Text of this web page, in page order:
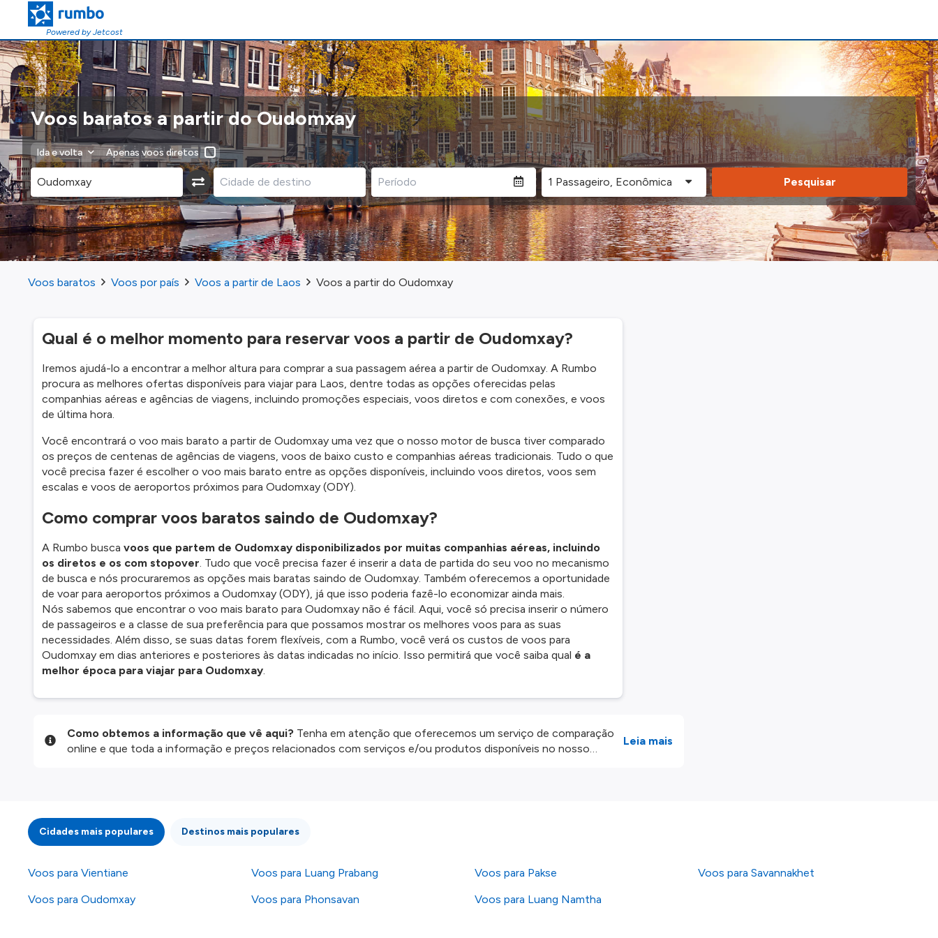
Powered by Jetcost
Voos baratos a partir do Oudomxay
Ida e volta Apenas voos diretos
Pesquisar
Voos baratos Voos por país Voos a partir de Laos Voos a partir do Oudomxay
Qual é o melhor momento para reservar voos a partir de Oudomxay?
Iremos ajudá-lo a encontrar a melhor altura para comprar a sua passagem aérea a partir de Oudomxay. A Rumbo
procura as melhores ofertas disponíveis para viajar para Laos, dentre todas as opções oferecidas pelas
companhias aéreas e agências de viagens, incluindo promoções especiais, voos diretos e com conexões, e voos
de última hora.
Você encontrará o voo mais barato a partir de Oudomxay uma vez que o nosso motor de busca tiver comparado
os preços de centenas de agências de viagens, voos de baixo custo e companhias aéreas tradicionais. Tudo o que
você precisa fazer é escolher o voo mais barato entre as opções disponíveis, incluindo voos diretos, voos sem
escalas e voos de aeroportos próximos para Oudomxay (ODY).
Como comprar voos baratos saindo de Oudomxay?
A Rumbo busca voos que partem de Oudomxay disponibilizados por muitas companhias aéreas, incluindo
os diretos e os com stopover. Tudo que você precisa fazer é inserir a data de partida do seu voo no mecanismo
de busca e nós procuraremos as opções mais baratas saindo de Oudomxay. Também oferecemos a oportunidade
de voar para aeroportos próximos a Oudomxay (ODY), já que isso poderia fazê-lo economizar ainda mais.
Nós sabemos que encontrar o voo mais barato para Oudomxay não é fácil. Aqui, você só precisa inserir o número
de passageiros e a classe de sua preferência para que possamos mostrar os melhores voos para as suas
necessidades. Além disso, se suas datas forem flexíveis, com a Rumbo, você verá os custos de voos para
Oudomxay em dias anteriores e posteriores às datas indicadas no início. Isso permitirá que você saiba qual é a
melhor época para viajar para Oudomxay.
Como obtemos a informação que vê aqui? Tenha em atenção que oferecemos um serviço de comparação
online e que toda a informação e preços relacionados com serviços e/ou produtos disponíveis no nosso
Leia mais
Cidades mais populares Destinos mais populares
Voos para Vientiane Voos para Luang Prabang Voos para Pakse
Voos para Savannakhet
Voos para Oudomxay
Voos para Phonsavan Voos para Luang Namtha